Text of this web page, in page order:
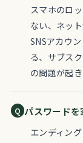
スマホのロ
ない、ネッ
SNSアカウ
る、サブス
の問題が起き
パスワード
エンディン